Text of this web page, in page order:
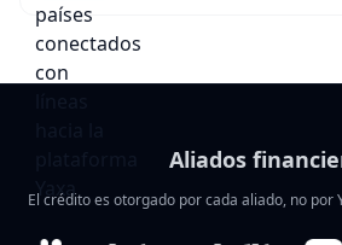
Aliados
El crédito es otorgado por cada aliado, no por